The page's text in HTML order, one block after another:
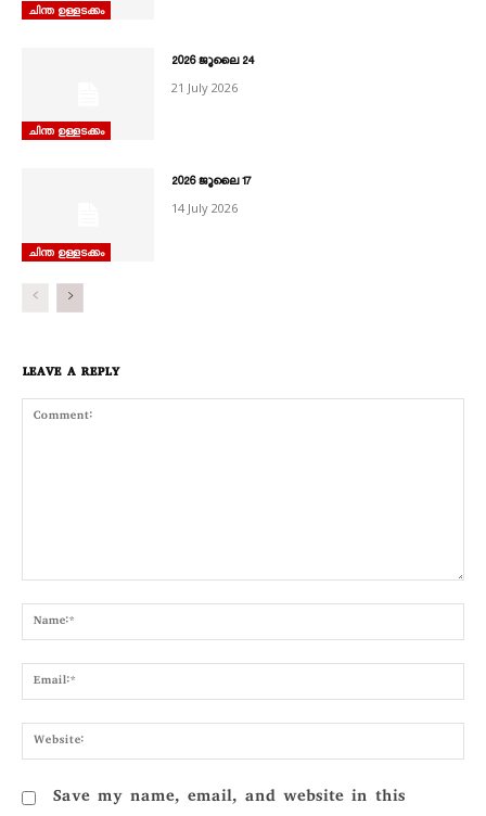
ചിന്ത ഉള്ളടക്കം
ചിന്ത ഉള്ളടക്കം
2026 ജൂലൈ 24
21 July 2026
ചിന്ത ഉള്ളടക്കം
2026 ജൂലൈ 17
14 July 2026
LEAVE A REPLY
Save my name, email, and website in this